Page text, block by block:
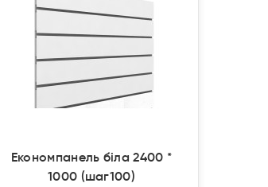
Економпанель біла 2400 *
1000 (шаг100)